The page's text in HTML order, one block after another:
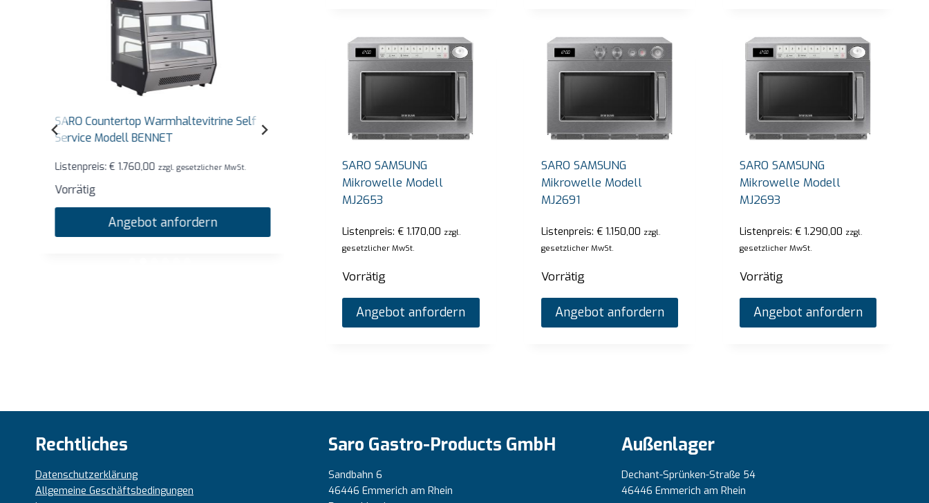
SARO SAMSUNG
Mikrowelle Modell
MJ2653
Listenpreis:€ 1.170,00 zzgl.
gesetzlicher MwSt.
Vorrätig
Angebot anfordern
SARO SAMSUNG
Mikrowelle Modell
MJ2691
Listenpreis: €1.150,00 zzgl.
gesetzlicher MwSt.
Vorrätig
Angebot anfordern
SARO SAMSUNG
Mikrowelle Modell
MJ2693
Listenpreis:€ 1.290,00 zzgl.
gesetzlicher MwSt.
Vorrätig
Angebot anfordern
SARO Countertop Warmhaltevitrine Self
Service Modell BENNET
Listenpreis: €1.760,00 zzgl. gesetzlicher MwSt.
Vorrätig
Angebot anfordern
SARO Bain-Marie-Trolley Modell BT-3
Vorrätig
Angebot anfordern
SARO Thermobehälter Modell Emmerich
Vorrätig
Angebot anfordern
SARO
SB-H130
Rechtliches
Datenschutzerklärung
Allgemeine Geschäftsbedingungen
Saro Gastro-Products GmbH
Sandbahn 6
46446 Emmerich am Rhein
Außenlager
Dechant-Sprünken-Straße 54
46446 Emmerich am Rhein